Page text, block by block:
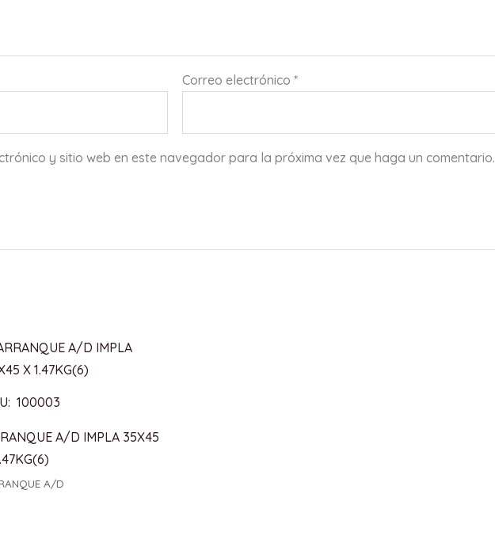
Correo electrónico*
y sitio web en este navegador para la próxima vez que haga un comentario.
100003
A/D IMPLA 35X45
A/D